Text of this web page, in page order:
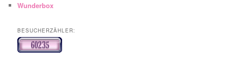
Wunderbox
BESUCHERZÄHLER: